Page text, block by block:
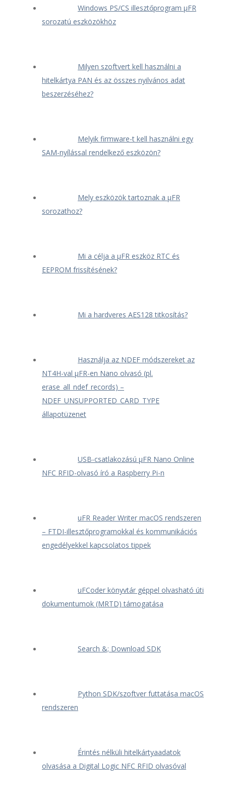
Windows PS/CS illesztőprogram μFR
sorozatú eszközökhöz
Milyen szoftvert kell használni a
hitelkártya PAN és az összes nyilvános adat
beszerzéséhez?
Melyik firmware-t kell használni egy
SAM-nyílással rendelkező eszközön?
Mely eszközök tartoznak a μFR
sorozathoz?
Mi a célja a μFR eszköz RTC és
EEPROM frissítésének?
Mi a hardveres AES128 titkosítás?
Használja az NDEF módszereket az
NT4H-val μFR-en Nano olvasó (pl.
erase_all_ndef_records) –
NDEF_UNSUPPORTED_CARD_TYPE
állapotüzenet
USB-csatlakozású μFR Nano Online
NFC RFID-olvasó író a Raspberry Pi-n
uFR Reader Writer macOS rendszeren
– FTDI-illesztőprogramokkal és kommunikációs
engedélyekkel kapcsolatos tippek
uFCoder könyvtár géppel olvasható úti
dokumentumok (MRTD) támogatása
Search &; Download SDK
Python SDK/szoftver futtatása macOS
rendszeren
Érintés nélküli hitelkártyaadatok
olvasása a Digital Logic NFC RFID olvasóval